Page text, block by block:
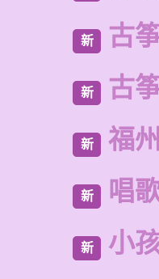
新 古
新 古
新 福
新 唱
新 小